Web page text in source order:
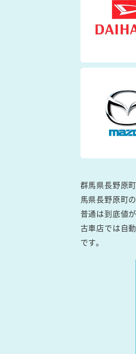
群馬県長野原
馬県長野原町
普通は到底値
古車店では自
です。